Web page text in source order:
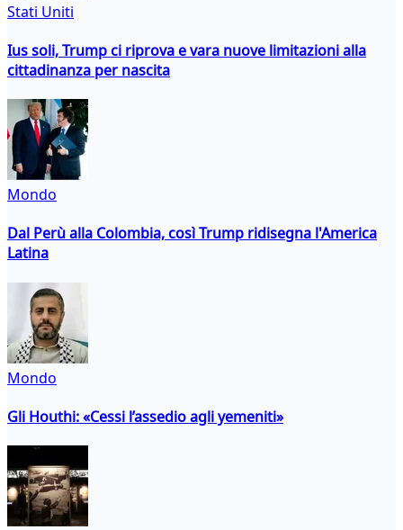
Stati Uniti
Ius soli, Trump ci riprova e vara nuove limitazioni alla
cittadinanza per nascita
Mondo
Dal Perù alla Colombia, così Trump ridisegna l'America
Latina
Mondo
Gli Houthi: «Cessi l’assedio agli yemeniti»